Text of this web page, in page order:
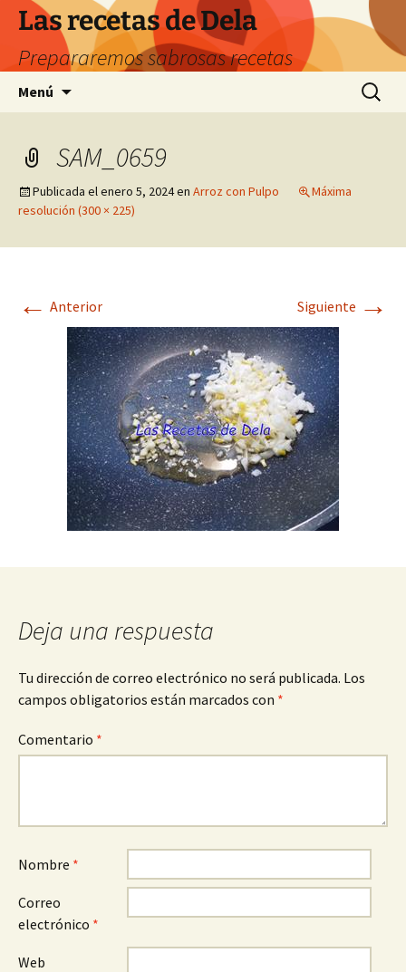
Saltar
contenido
Las recetas de Dela
Prepararemos sabrosas recetas
Menú Buscar:
SAM_0659
Publicada elenero 5, 2024en Arroz con Pulpo
Máxima
resolución (300 × 225)
← Anterior Siguiente →
Deja una respuesta
Tu dirección de correo electrónico no será publicada. Los
campos obligatorios están marcados con *
Comentario *
Nombre *
Correo
electrónico *
Web